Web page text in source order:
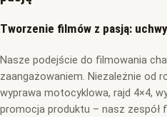
Tworzenie filmów z pasją:
Nasze podejście do filmowania
zaangażowaniem. Niezależnie od
wyprawa motocyklowa, rajd 4×4,
promocja produktu – nasz zespół